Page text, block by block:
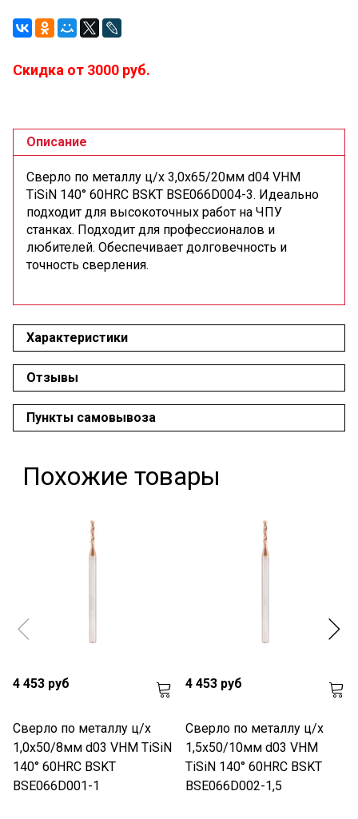
Скидка от 3000 руб.
Описание
Сверло по металлу ц/х 3,0x65/20мм d04 VHM
TiSiN 140° 60HRC BSKT BSE066D004-3. Идеально
подходит для высокоточных работ на ЧПУ
станках. Подходит для профессионалов и
любителей. Обеспечивает долговечность и
точность сверления.
Характеристики
Отзывы
Пункты самовывоза
Похожие товары
4 453 руб
Сверло по металлу ц/х
1,0x50/8мм d03 VHM TiSiN
140° 60HRC BSKT
BSE066D001-1
4 453 руб
Сверло по металлу ц/х
1,5x50/10мм d03 VHM
TiSiN 140° 60HRC BSKT
BSE066D002-1,5